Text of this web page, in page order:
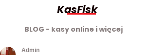
BLOG - kasy online i więcej
KasFisk
Admin